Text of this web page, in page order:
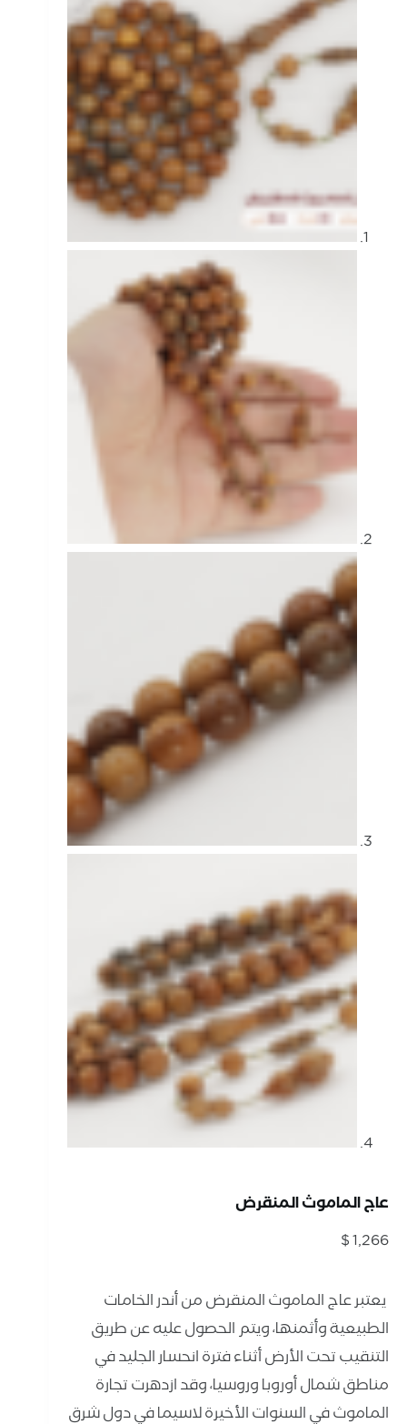
عاج الماموث المنقرض
$1,266
⁨ يعتبر عاج الماموث المنقرض من أندر الخامات
الطبيعية وأثمنها، ويتم الحصول عليه عن طريق
التنقيب تحت الأرض أثناء فترة انحسار الجليد في
مناطق شمال أوروبا وروسيا، وقد ازدهرت تجارة
الماموث في السنوات الأخيرة لاسيما في دول شرق